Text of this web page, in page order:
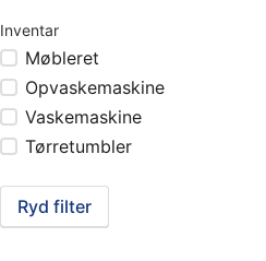
Inventar
Møbleret
Opvaskemaskine
Vaskemaskine
Tørretumbler
Ryd filter